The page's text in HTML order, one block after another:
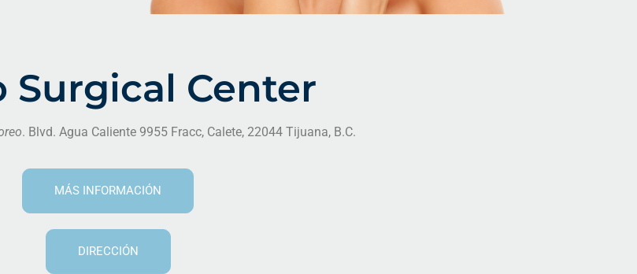
Surgical Center
. Blvd. Agua Caliente 9955 Fracc, Calete, 22044 Tijuana, B.C.
MÁS INFORMACIÓN
DIRECCIÓN